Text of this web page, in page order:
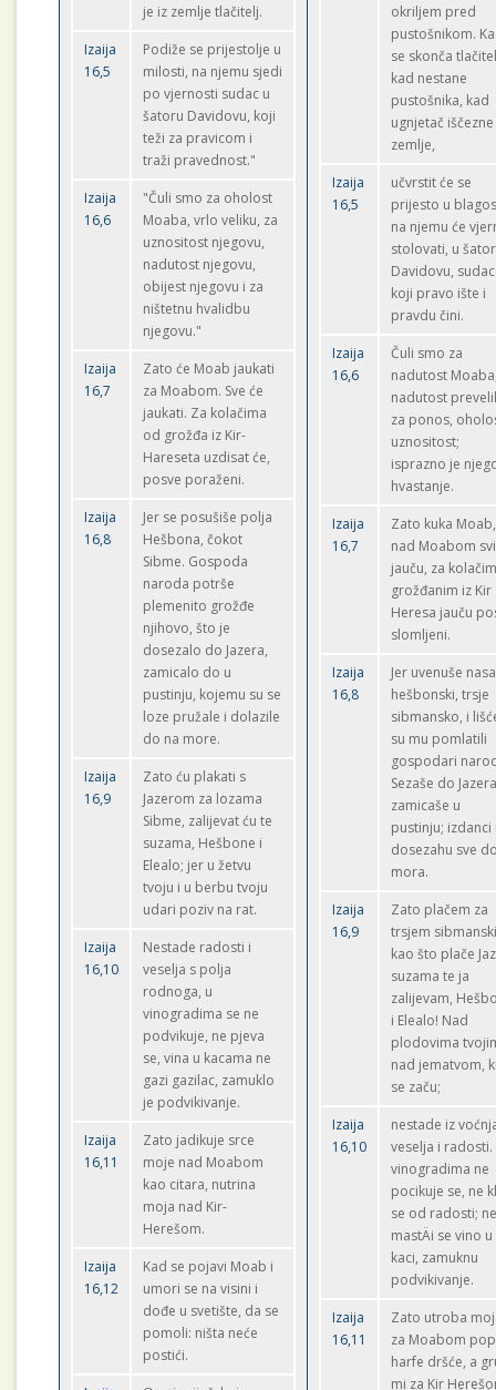
je iz zemlje tlačitelj.
Izaija
16,5
Podiže se prijestolje u
milosti, na njemu sjedi
po vjernosti sudac u
šatoru Davidovu, koji
teži za pravicom i
traži pravednost."
Izaija
16,6
"Čuli smo za oholost
Moaba, vrlo veliku, za
uznositost njegovu,
nadutost njegovu,
obijest njegovu i za
ništetnu hvalidbu
njegovu."
Izaija
16,7
Zato će Moab jaukati
za Moabom. Sve će
jaukati. Za kolačima
od grožđa iz Kir-
Hareseta uzdisat će,
posve poraženi.
Izaija
16,8
Jer se posušiše polja
Hešbona, čokot
Sibme. Gospoda
naroda potrše
plemenito grožđe
njihovo, što je
dosezalo do Jazera,
zamicalo do u
pustinju, kojemu su se
loze pružale i dolazile
do na more.
Izaija
16,9
Zato ću plakati s
Jazerom za lozama
Sibme, zalijevat ću te
suzama, Hešbone i
Elealo; jer u žetvu
tvoju i u berbu tvoju
udari poziv na rat.
Izaija
16,10
Nestade radosti i
veselja s polja
rodnoga, u
vinogradima se ne
podvikuje, ne pjeva
se, vina u kacama ne
gazi gazilac, zamuklo
je podvikivanje.
Izaija
16,11
Zato jadikuje srce
moje nad Moabom
kao citara, nutrina
moja nad Kir-
Herešom.
Izaija
16,12
Kad se pojavi Moab i
umori se na visini i
dođe u svetište, da se
pomoli: ništa neće
postići.
okriljem pred
pustošnikom.
se skonča
kad nestane
pustošnika, kad
ugnjetač
zemlje,
Izaija
16,5
učvrstit će se
prijesto u
na njemu će
stolovati, u
Davidovu, sudac
koji pravo ište i
pravdu čini.
Izaija
16,6
Čuli smo za
nadutost
nadutost
za ponos,
uznositost;
isprazno je
hvastanje.
Izaija
16,7
Zato kuka Moab,
nad Moabom svi
jauču, za
grožđanim iz Kir
Heresa jauču
slomljeni.
Izaija
16,8
Jer uvenuše
hešbonski, trsje
sibmansko, i
su mu pomlatili
gospodari
Sezaše do
zamicaše u
pustinju; izdanci
dosezahu sve
mora.
Izaija
16,9
Zato plačem za
trsjem
kao što plače
suzama te ja
zalijevam,
i Elealo! Nad
plodovima
nad jematvom,
se začu;
Izaija
16,10
nestade iz
veselja i radosti.
vinogradima ne
pocikuje se, ne
se od radosti;
mastÄi se vino u
kaci, zamuknu
podvikivanje.
Izaija
16,11
Zato utroba
za Moabom
harfe dršće, a
mi za Kir